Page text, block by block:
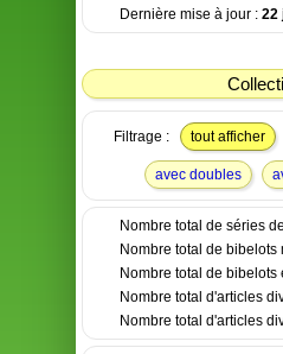
Dernière mise à jour : 22
Filtrage : tout afficher
avec doubles
Nombre total de séries
Nombre total de bibelots
Nombre total de bibelots
Nombre total d'articles
Nombre total d'articles